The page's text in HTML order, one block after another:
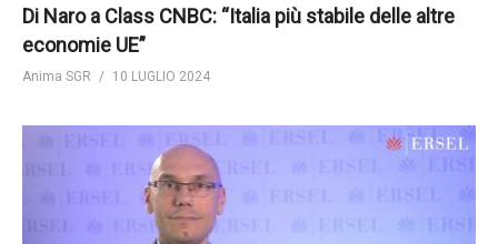
Di Naro a Class CNBC: “Italia più stabile delle altre
economie UE”
Anima SGR 10 LUGLIO 2024